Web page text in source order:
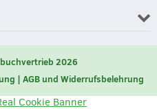
2026
AGB und Widerrufsbelehrung
Cookie Banner